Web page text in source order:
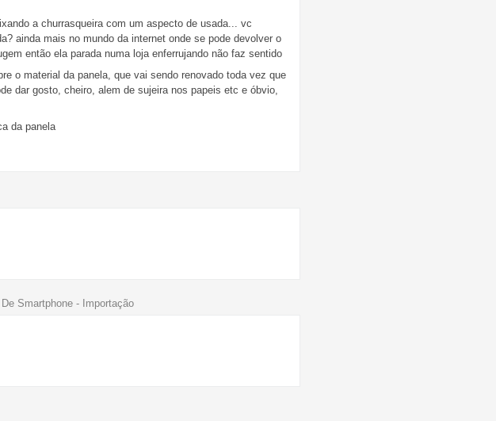
a churrasqueira com um aspecto de usada... vc
ainda mais no mundo da internet onde se pode devolver o
então ela parada numa loja enferrujando não faz sentido
o material da panela, que vai sendo renovado toda vez que
dar gosto, cheiro, alem de sujeira nos papeis etc e óbvio,
da panela
Smartphone - Importação